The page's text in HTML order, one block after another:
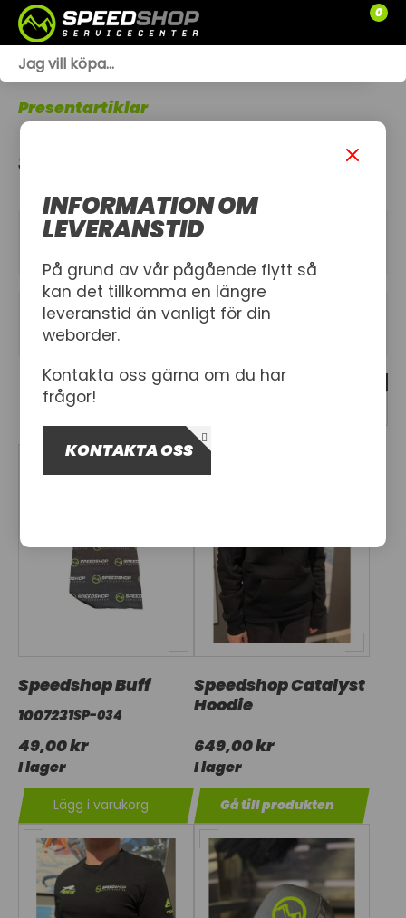
0
SLÄPVAGNAR
Presentartiklar
SPEEDSHOP MERCH
KATEGORIER
FILTER
Speedshop Buff
1007231SP-034
49,00 kr
I lager
Lägg i varukorg
Speedshop Catalyst
Hoodie
649,00 kr
I lager
Gå till produkten
INFORMATION OM
LEVERANSTID
På grund av vår pågående flytt så
kan det tillkomma en längre
leveranstid än vanligt för din
weborder.
Kontakta oss gärna om du har
frågor!
KONTAKTA OSS